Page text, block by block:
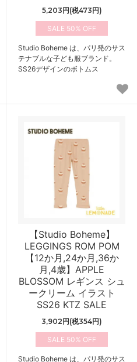
5,203円(税473円)
50%
Studio Boheme は、パリ発のサス
テナブルな子ども服ブランド。
SS26デザインのボトムス
【Studio Boheme】
LEGGINGS ROM POM
【12か月,24か月,36か
月,4歳】APPLE
BLOSSOM レギンス シュ
ークリーム イラスト
SS26 KTZ SALE
3,902円(税354円)
50%
Studio Boheme は、パリ発のサス